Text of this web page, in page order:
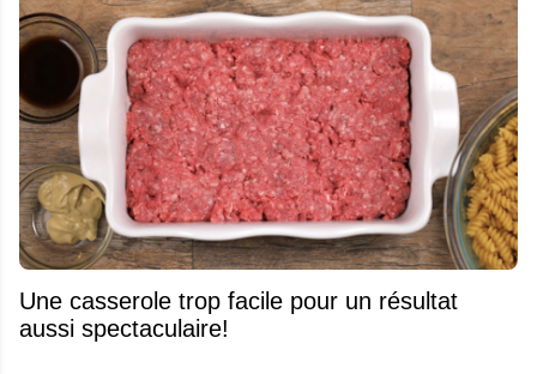
Une casserole trop facile pour un résultat
aussi spectaculaire!